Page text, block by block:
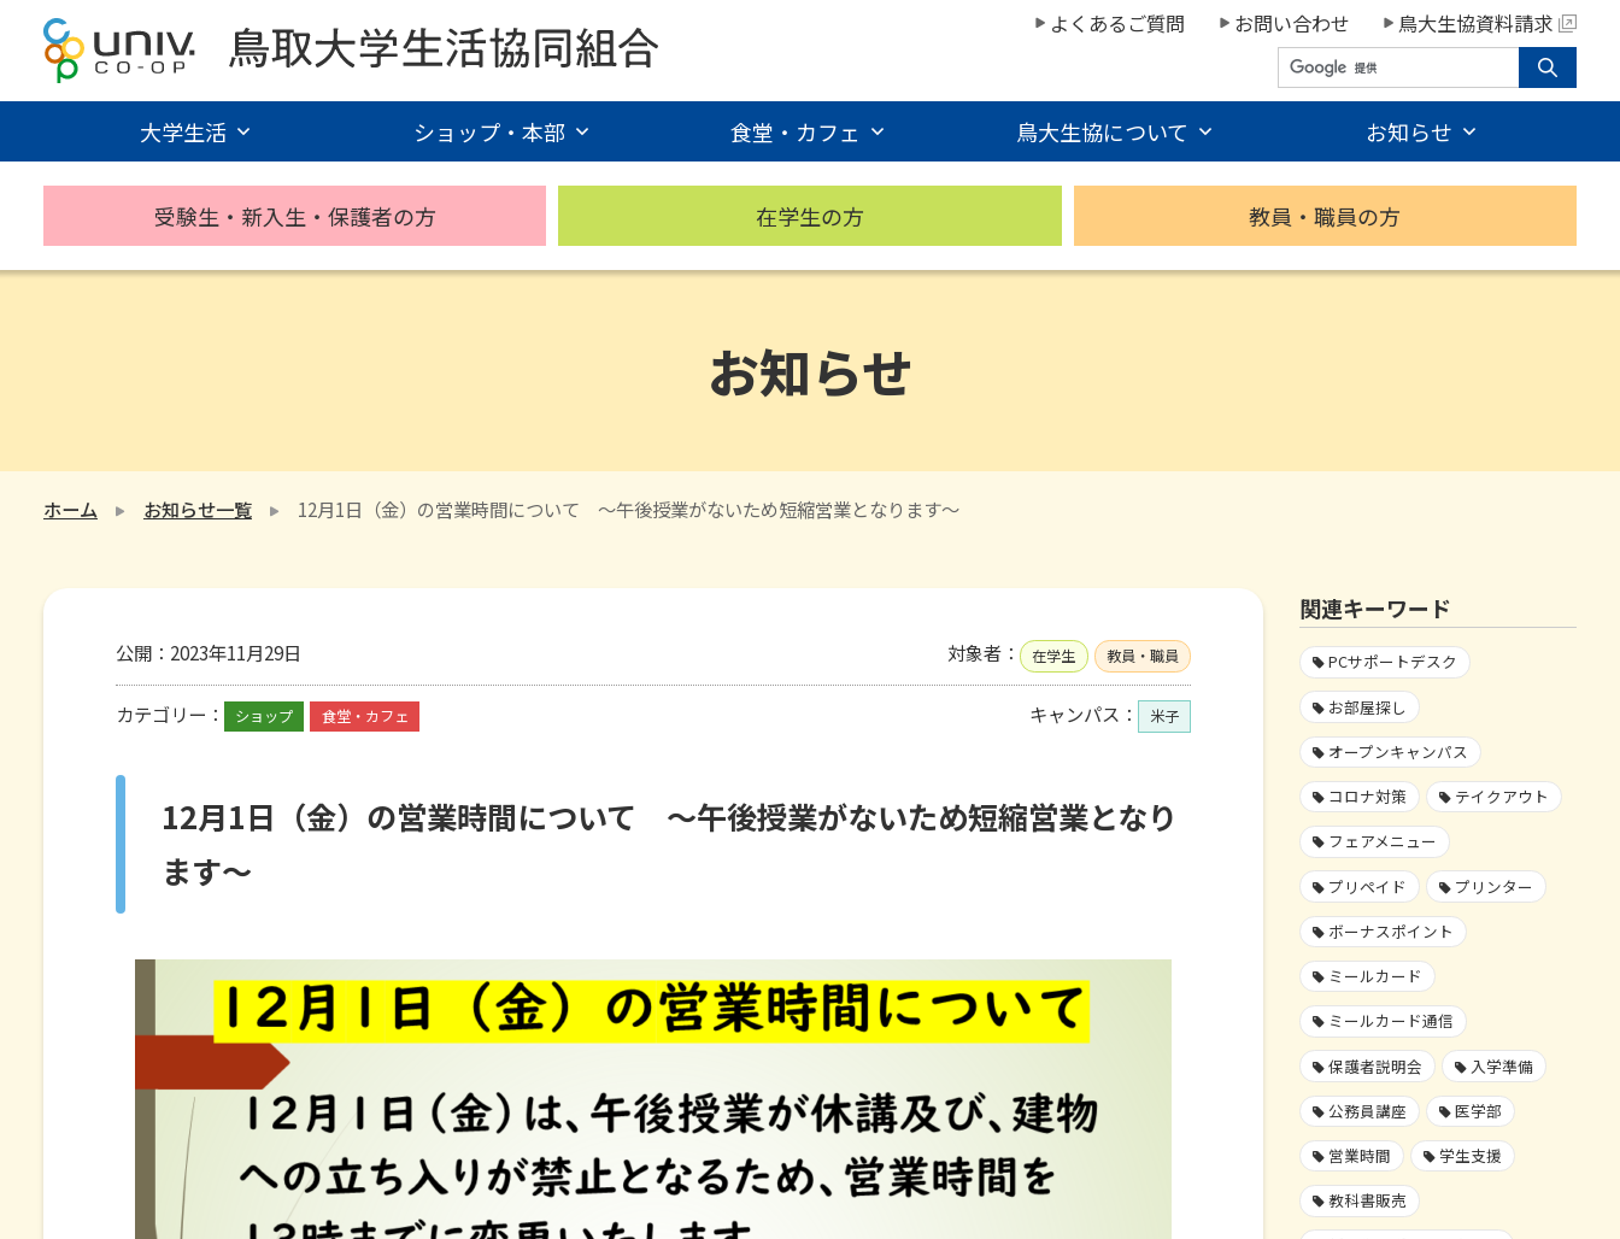
よくあるご質問 お問い合わせ 鳥大生協資料請求
大学生活 ショップ・本部 食堂・カフェ 鳥大生協について お知らせ
受験生・新入生・保護者の方 在学生の方 教員・職員の方
お知らせ
ホーム お知らせ一覧 12月1日（金）の営業時間について ～午後授業がないため短縮営業となります～
公開： 2023年11月29日 対象者： 在学生 教員・職員
カテゴリー： ショップ 食堂・カフェ キャンパス： 米子
12月1日（金）の営業時間について ～午後授業がないため短縮営業となり
ます～
関連キーワード
PCサポートデスク
お部屋探し
オープンキャンパス
コロナ対策
テイクアウト
フェアメニュー
プリペイド
プリンター
ボーナスポイント
ミールカード
ミールカード通信
保護者説明会
入学準備
公務員講座
医学部
営業時間
学生支援
教科書販売